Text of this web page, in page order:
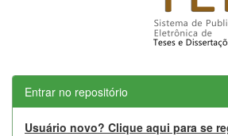
Entrar no repositório
Usuário novo? Clique aqui para se